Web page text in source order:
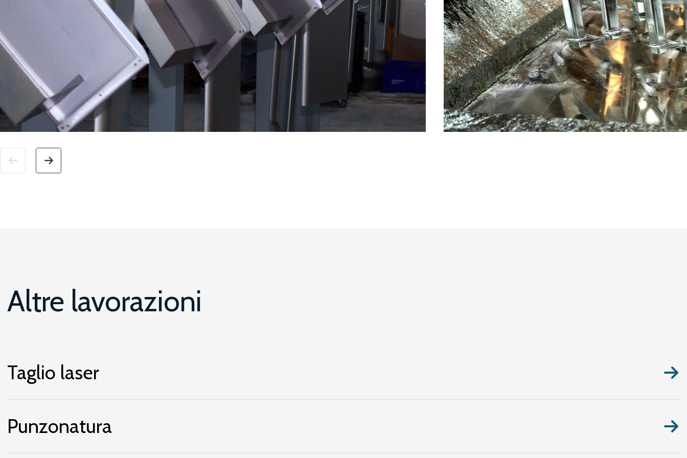
Altre lavorazioni
Taglio laser
Punzonatura